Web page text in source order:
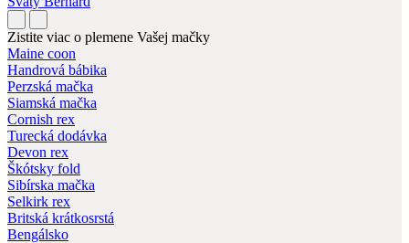
Zistite viac o plemene Vašej mačky
Maine coon
Handrová bábika
Perzská mačka
Siamská mačka
Cornish rex
Turecká dodávka
Devon rex
Škótsky fold
Sibírska mačka
Selkirk rex
Britská krátkosrstá
Bengálsko